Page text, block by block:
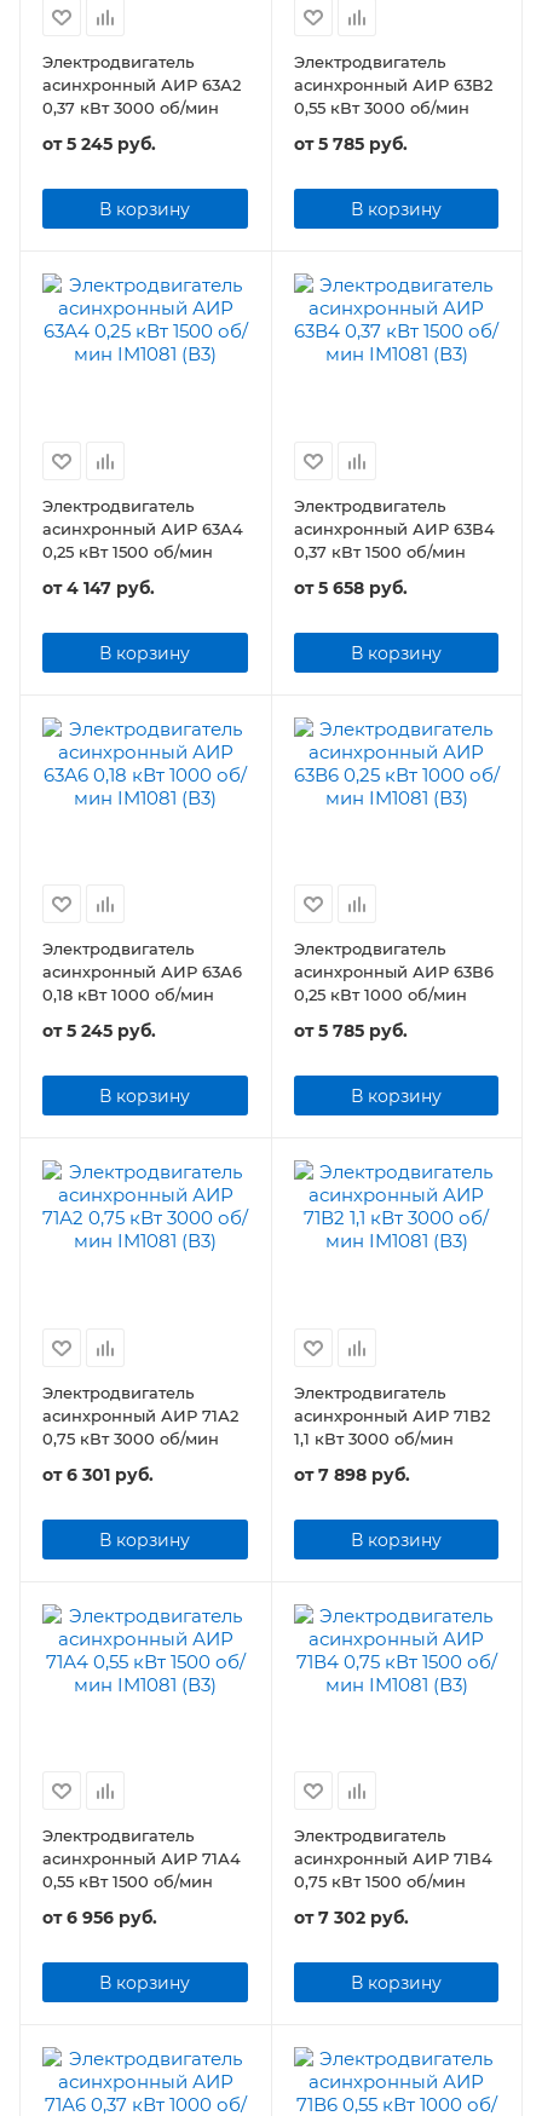
Электродвигатель
асинхронный АИР 63А2
0,37 кВт 3000 об/мин
от5 245 руб.
В корзину
Электродвигатель
асинхронный АИР 63В2
0,55 кВт 3000 об/мин
от5 785 руб.
В корзину
Электродвигатель
асинхронный АИР 63А4
0,25 кВт 1500 об/мин
от4 147 руб.
В корзину
Электродвигатель
асинхронный АИР 63В4
0,37 кВт 1500 об/мин
от5 658 руб.
В корзину
Электродвигатель
асинхронный АИР 63А6
0,18 кВт 1000 об/мин
от5 245 руб.
В корзину
Электродвигатель
асинхронный АИР 63В6
0,25 кВт 1000 об/мин
от5 785 руб.
В корзину
Электродвигатель
асинхронный АИР 71А2
0,75 кВт 3000 об/мин
от6 301 руб.
В корзину
Электродвигатель
асинхронный АИР 71В2
1,1 кВт 3000 об/мин
от7 898 руб.
В корзину
Электродвигатель
асинхронный АИР 71А4
0,55 кВт 1500 об/мин
от6 956 руб.
В корзину
Электродвигатель
асинхронный АИР 71В4
0,75 кВт 1500 об/мин
от7 302 руб.
В корзину